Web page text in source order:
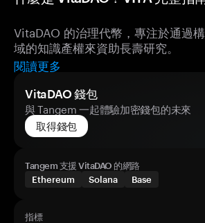
VitaDAO 的治理代幣，專注於通過
域的知識產權來資助長壽研究。
閱讀更多
VitaDAO 錢包
與 Tangem 一起體驗加密錢包的未來
取得錢包
Tangem 支援 VitaDAO 的網路
Ethereum
Solana Base
指標